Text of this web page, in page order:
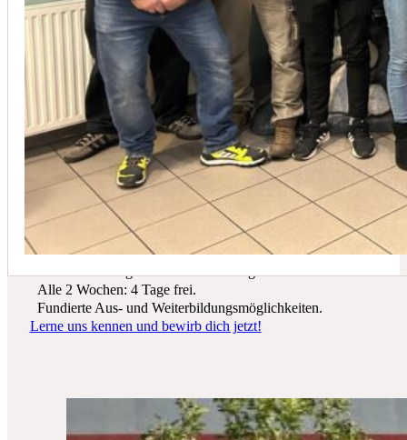
In der Regel empfehlen wir eine Wartung mindestens einmal
Du suchst einen zukunftssicheren Arbeitsplatz? Bei Schicker Technik
erwarten dich spannende Projekte, ein freundliches Team und beste
Entwicklungsmöglichkeiten.
Wir bieten dir:
Ein sicherer Arbeitsplatz in einer krisenfesten Branche.
Alle 2 Wochen: 4 Tage frei.
Fundierte Aus- und Weiterbildungsmöglichkeiten.
Lerne uns kennen und bewirb dich jetzt!